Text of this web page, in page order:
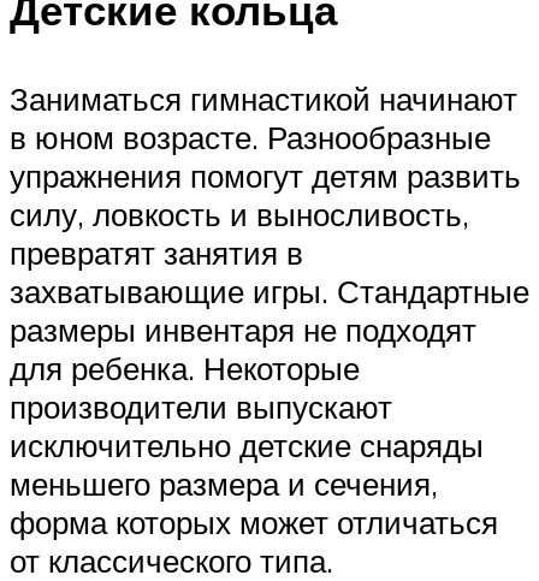
Заниматься гимнастикой начинают
в юном возрасте. Разнообразные
упражнения помогут детям развить
силу, ловкость и выносливость,
превратят занятия в
захватывающие игры. Стандартные
размеры инвентаря не подходят
для ребенка. Некоторые
производители выпускают
исключительно детские снаряды
меньшего размера и сечения,
форма которых может отличаться
от классического типа.